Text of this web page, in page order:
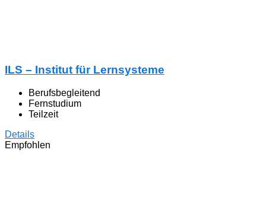
ILS – Institut für Lernsysteme
Berufsbegleitend
Fernstudium
Teilzeit
Details
Empfohlen